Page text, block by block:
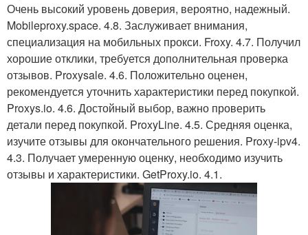
Очень высокий уровень доверия, вероятно, надежный.
Mobileproxy.space. 4.8. Заслуживает внимания,
специализация на мобильных прокси. Froxy. 4.7. Получил
хорошие отклики, требуется дополнительная проверка
отзывов. Proxysale. 4.6. Положительно оценен,
рекомендуется уточнить характеристики перед покупкой.
Proxys.io. 4.6. Достойный выбор, важно проверить
детали перед покупкой. ProxyLine. 4.5. Средняя оценка,
изучите отзывы для окончательного решения. Proxy-ipv4.
4.3. Получает умеренную оценку, необходимо изучить
отзывы и характеристики. GetProxy.io. 4.1.